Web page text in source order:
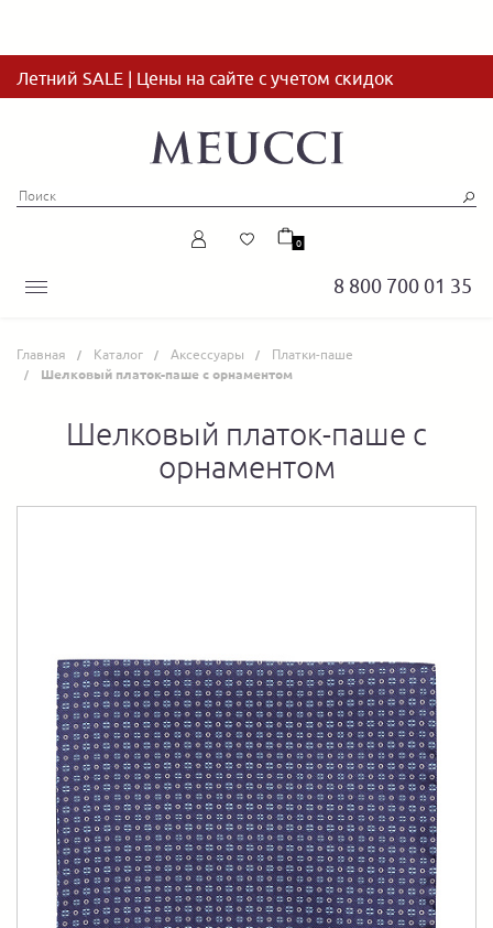
Летний SALE | Цены на сайте с учетом скидок
8 800 700 01 35
0
Главная Каталог Аксессуары Платки-паше
Шелковый платок-паше с орнаментом
Шелковый платок-паше с
орнаментом